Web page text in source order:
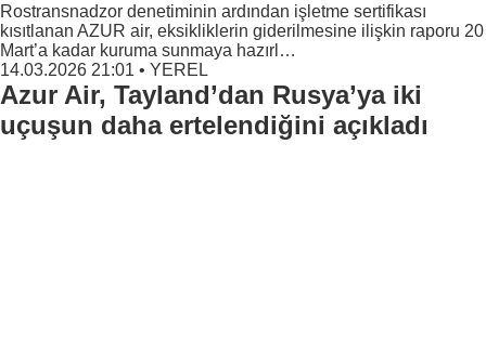
Rostransnadzor denetiminin ardından işletme sertifikası
kısıtlanan AZUR air, eksikliklerin giderilmesine ilişkin raporu 20
Mart’a kadar kuruma sunmaya hazırl…
14.03.2026 21:01 • YEREL
Azur Air, Tayland’dan Rusya’ya iki
uçuşun daha ertelendiğini açıkladı